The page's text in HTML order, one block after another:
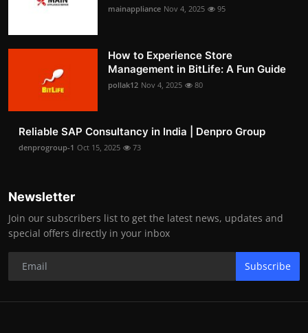
mainappliance Nov 4, 2025 95
How to Experience Store
Management in BitLife: A Fun Guide
pollak12 Nov 4, 2025 80
Reliable SAP Consultancy in India | Denpro Group
denprogroup-1 Oct 15, 2025 73
Newsletter
Join our subscribers list to get the latest news, updates and
special offers directly in your inbox
Subscribe